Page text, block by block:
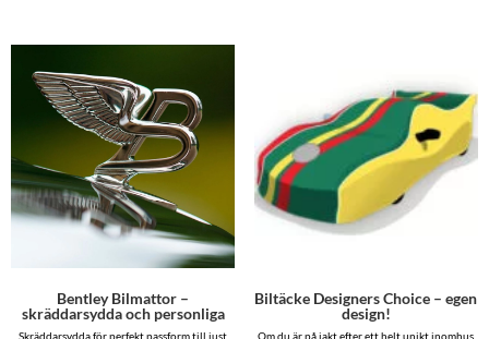
Bentley Bilmattor –
skräddarsydda och personliga
Skräddarsydda för perfekt passform till just
Biltäcke Designers Choice – egen
design!
Om du är på jakt efter ett helt unikt inomhus